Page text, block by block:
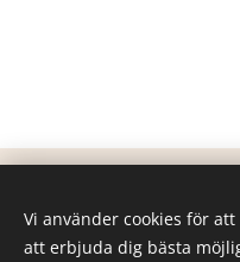
Vi använder cookies för
att erbjuda dig bästa